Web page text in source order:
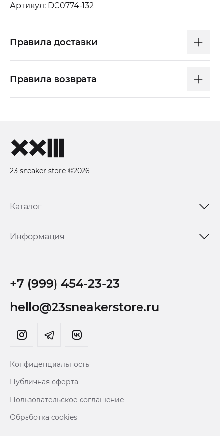
Артикул: DC0774-132
Правила доставки
Правила возврата
23 sneaker store ©2026
Каталог
Информация
+7 (999) 454-23-23
hello@23sneakerstore.ru
Конфиденциальность
Публичная оферта
Пользовательское соглашение
Обработка cookies